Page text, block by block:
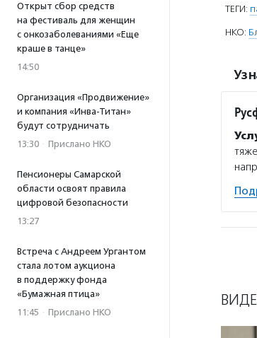
Открыт сбор средств
на фестиваль для женщин
с онкозаболеваниями «Еще
краше в танце»
14:50
Организация «Продвижение»
и компания «Инва-Титан»
будут сотрудничать
13:30 · Прислано НКО
Пенсионеры Самарской
области освоят правила
цифровой безопасности
13:27
Встреча с Андреем Ургантом
стала лотом аукциона
в поддержку фонда
«Бумажная птица»
11:45 · Прислано НКО
ТЕГИ:
НКО: